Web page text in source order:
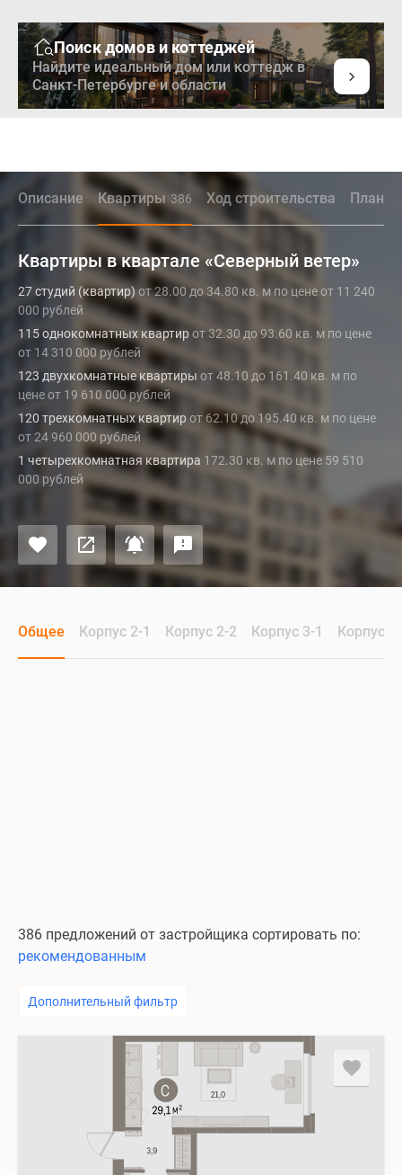
Поиск домов и коттеджей
Найдите идеальный дом или коттедж в
Санкт-Петербурге и области
Описание Квартиры 386 Ход строительства
Квартиры в квартале «Северный ветер»
27 студий (квартир) от 28.00 до 34.80 кв. м по цене от 11 240
000 рублей
115 однокомнатных квартирот 32.30 до 93.60 кв. м по цене
от 14 310 000 рублей
123 двухкомнатные квартиры от 48.10 до 161.40 кв. м по
цене от 19 610 000 рублей
120 трехкомнатных квартирот 62.10 до 195.40 кв. м по цене
от 24 960 000 рублей
1 четырехкомнатная квартира 172.30 кв. м по цене 59 510
000 рублей
Общее Корпус 2-1 Корпус 2-2 Корпус 3-1 Корпус
386 предложений от застройщика сортировать по:
рекомендованным
Дополнительный фильтр